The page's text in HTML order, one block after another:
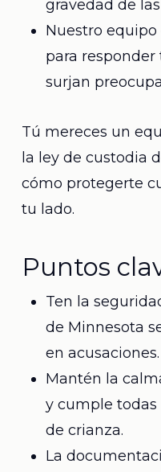
gravedad de
Nuestro
para
surjan
Tú mereces un
la ley de custodia
cómo protegerte
tu lado.
Puntos
Ten la
de Minnesota
en acusaciones.
Mantén la
y cumple
de crianza.
La